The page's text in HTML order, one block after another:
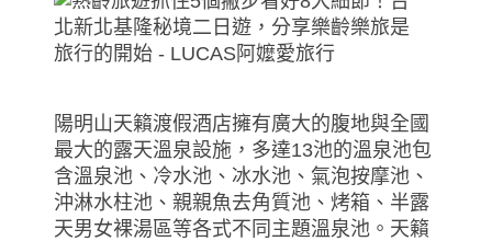
陽明山天籟渡假酒店擁有廣大的腹地與全國
最大的露天溫泉設施，多達13池的溫泉池包
含溫泉池、冷水池、冰水池、氣泡按摩池、
沖淋水柱池、親親魚去角質池、烤箱、半露
天男女裸湯區等各式不同主題溫泉池。天籟